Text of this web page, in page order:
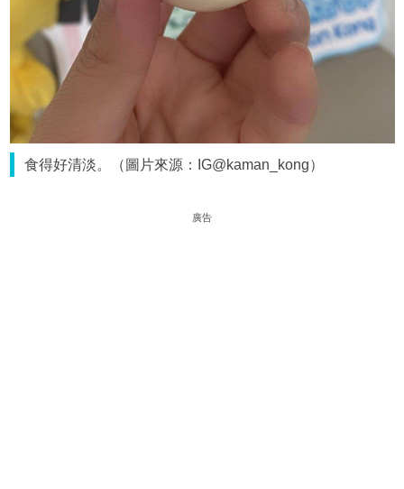
食得好清淡。（圖片來源：IG@kaman_kong）
廣告